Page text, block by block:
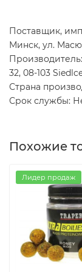
Поставщик,
Минск, ул.
32, 08-103
Страна
Срок службы:
Похожие
Лидер продаж